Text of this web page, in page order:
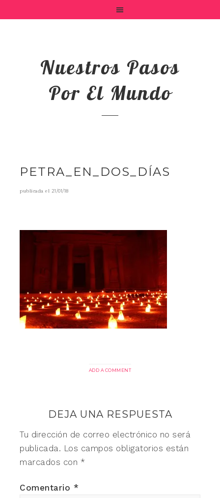
Nuestros Pasos
Por El Mundo
PETRA_EN_DOS_DÍAS
publicada el 21/01/18
ADD A COMMENT
DEJA UNA RESPUESTA
Tu dirección de correo electrónico no será
publicada. Los campos obligatorios están
marcados con *
Comentario *